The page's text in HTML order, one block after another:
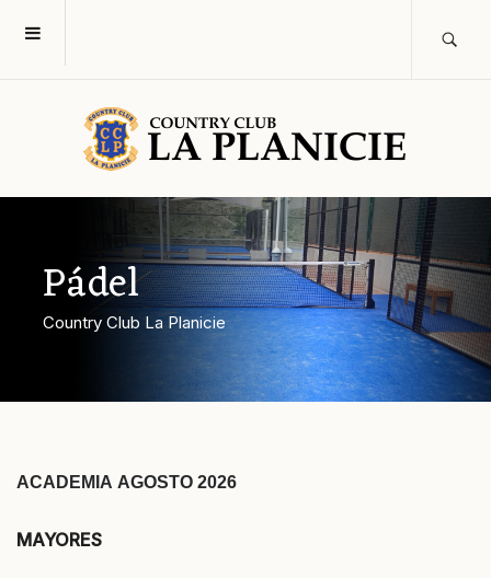
Pádel
Country Club La Planicie
ACADEMIA AGOSTO 2026
MAYORES